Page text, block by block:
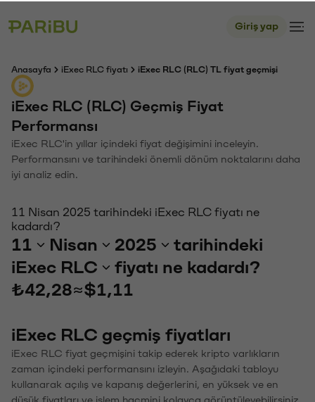
Giriş yap
Anasayfa iExec RLC fiyatı iExec RLC (RLC) TL fiyat geçmişi
iExec RLC (RLC) Geçmiş Fiyat
Performansı
iExec RLC'in yıllar içindeki fiyat değişimini inceleyin.
Performansını ve tarihindeki önemli dönüm noktalarını daha
iyi analiz edin.
11 Nisan 2025 tarihindeki iExec RLC fiyatı ne
kadardı?
11 Nisan 2025
tarihindeki
iExec RLC
fiyatı ne kadardı?
₺42,28≈$1,11
iExec RLC geçmiş fiyatları
iExec RLC fiyat geçmişini takip ederek kripto varlıkların
zaman içindeki performansını izleyin. Aşağıdaki tabloyu
kullanarak açılış ve kapanış değerlerini, en yüksek ve en
düşük fiyatları ve işlem hacmini kolayca görüntüleyebilirsiniz.